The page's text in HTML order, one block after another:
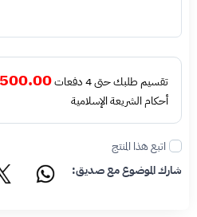
في القطعه
تقسيم طلبك حتى 4 دفعات
أحكام الشريعة الإسلامية
اتبع هذا المنتج
شارك الموضوع مع صديق: